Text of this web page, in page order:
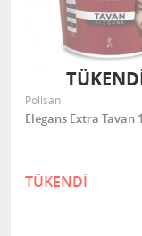
Polisan
Elegans Extra Tavan
TÜKENDİ